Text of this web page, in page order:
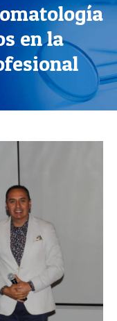
en la